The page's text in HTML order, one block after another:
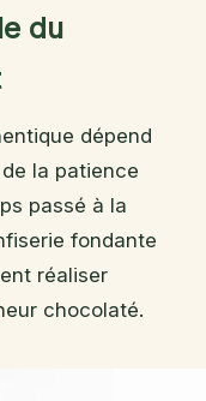
du
dépend
la patience
passé à la
fondante
réaliser
chocolaté.